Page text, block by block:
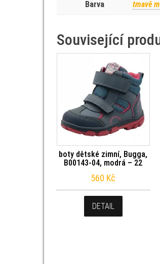
Barva tmavě
Související
boty dětské zimní, Bugga,
B00143-04, modrá – 22
560 Kč
DETAIL